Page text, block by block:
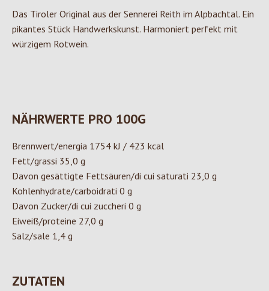
Das Tiroler Original aus der Sennerei Reith im Alpbachtal. Ein
pikantes Stück Handwerkskunst. Harmoniert perfekt mit
würzigem Rotwein.
NÄHRWERTE PRO 100G
Brennwert/energia 1754 kJ / 423 kcal
Fett/grassi 35,0 g
Davon gesättigte Fettsäuren/di cui saturati 23,0 g
Kohlenhydrate/carboidrati 0 g
Davon Zucker/di cui zuccheri 0 g
Eiweiß/proteine 27,0 g
Salz/sale 1,4 g
ZUTATEN